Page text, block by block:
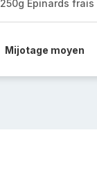
250g Épinards frais
Mijotage moyen